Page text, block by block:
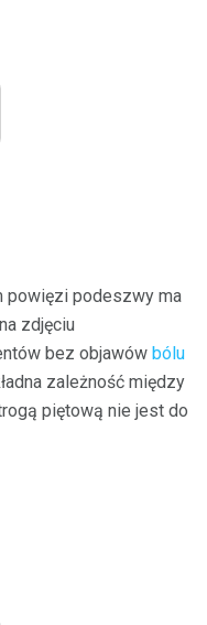
powięzi podeszwy ma
zdjęciu
bez objawów bólu
zależność między
piętową nie jest do